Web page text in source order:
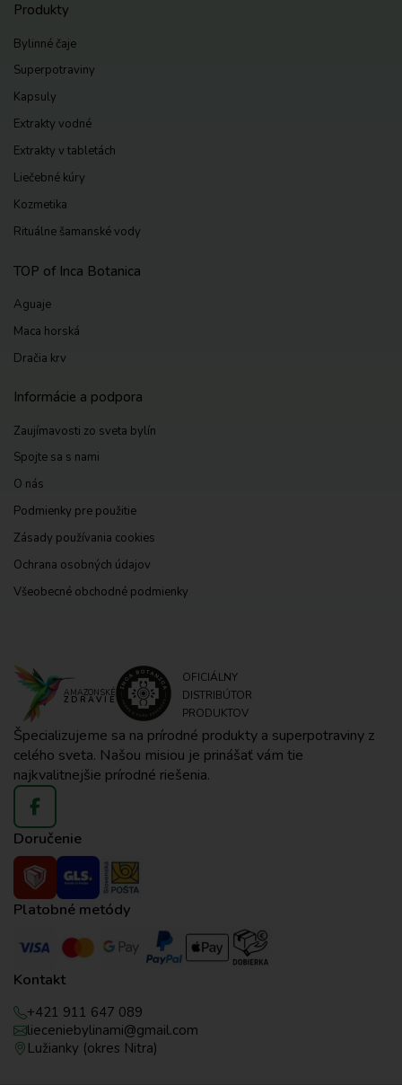
Produkty
Bylinné čaje
Superpotraviny
Kapsuly
Extrakty vodné
Extrakty v tabletách
Liečebné kúry
Kozmetika
Rituálne šamanské vody
TOP of Inca Botanica
Aguaje
Maca horská
Dračia krv
Informácie a podpora
Zaujímavosti zo sveta bylín
Spojte sa s nami
O nás
Podmienky pre použitie
Zásady používania cookies
Ochrana osobných údajov
Všeobecné obchodné podmienky
AMAZONSKÉ
ZDRAVIE
OFICIÁLNY
DISTRIBÚTOR
PRODUKTOV
Špecializujeme sa na prírodné produkty a superpotraviny z
celého sveta. Našou misiou je prinášať vám tie
najkvalitnejšie prírodné riešenia.
Doručenie
Platobné metódy
Kontakt
+421 911 647 089
lieceniebylinami@gmail.com
Lužianky (okres Nitra)